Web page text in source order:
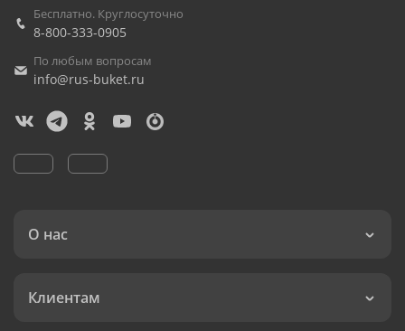
Бесплатно. Круглосуточно
8-800-333-0905
По любым вопросам
info@rus-buket.ru
О нас
Клиентам